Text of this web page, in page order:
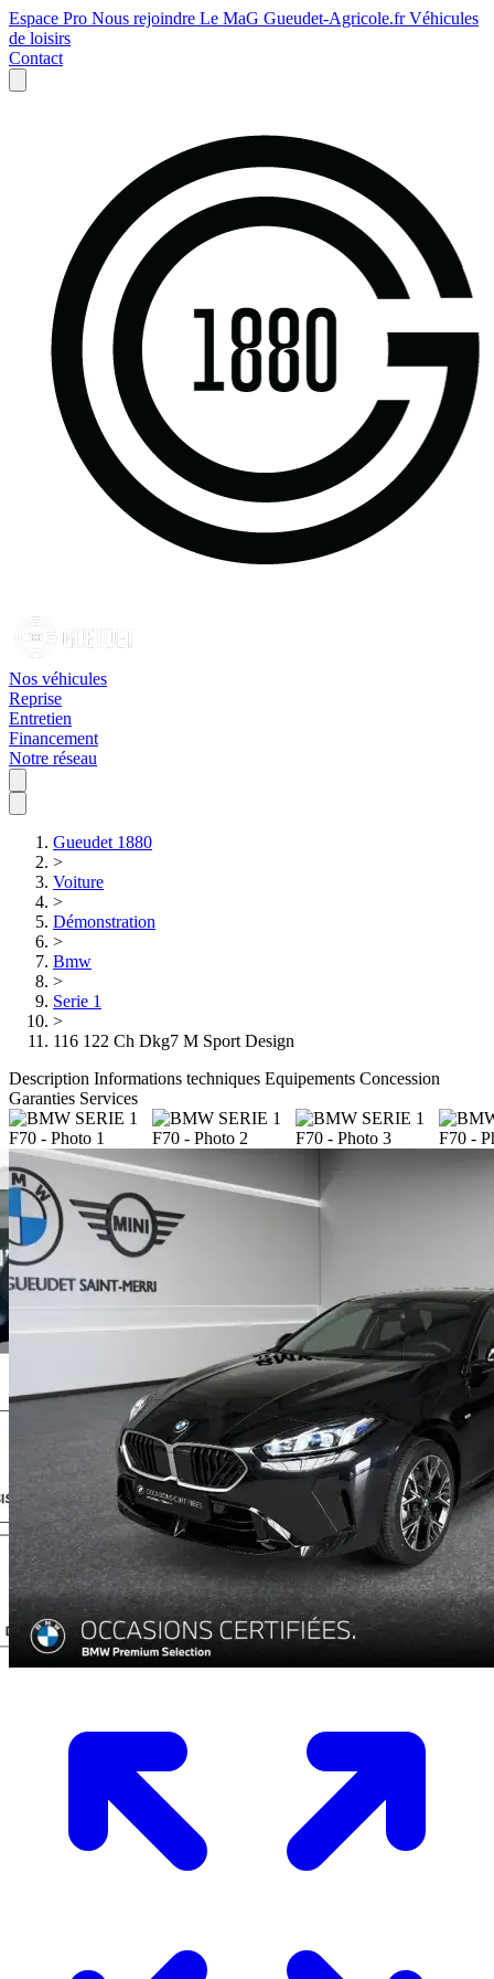
Espace Pro Nous rejoindre Le MaG Gueudet-Agricole.frVéhicules
de loisirs
Contact
Nos véhicules
Reprise
Entretien
Financement
Notre réseau
Gueudet 1880
>
Voiture
>
Démonstration
>
Bmw
>
Serie 1
>
116 122 Ch Dkg7 M Sport Design
Description Informations techniques Equipements Concession
Garanties Services